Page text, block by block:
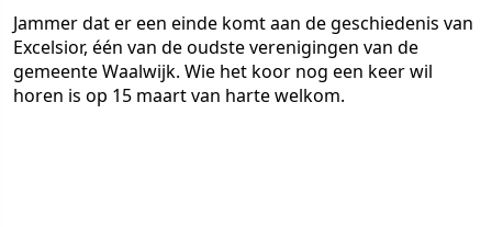
Jammer dat er een einde komt aan de geschiedenis van
Excelsior, één van de oudste verenigingen van de
gemeente Waalwijk. Wie het koor nog een keer wil
horen is op 15 maart van harte welkom.